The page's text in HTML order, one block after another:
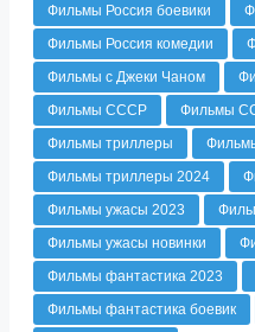
Фильмы Россия боевики
Фильмы Россия комедии
Фильмы с Джеки Чаном
Фильмы СССР
Фильмы
Фильмы триллеры
Фильмы триллеры 2024
Фильмы ужасы 2023
Фильмы ужасы новинки
Фильмы фантастика 2023
Фильмы фантастика боевик